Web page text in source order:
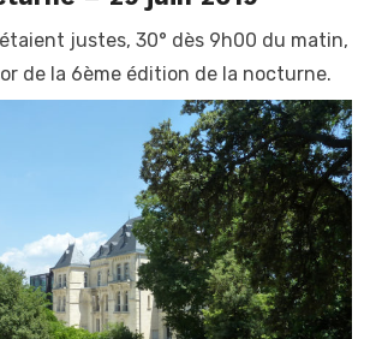
justes, 30° dès 9h00 du matin,
de la 6ème édition de la nocturne.